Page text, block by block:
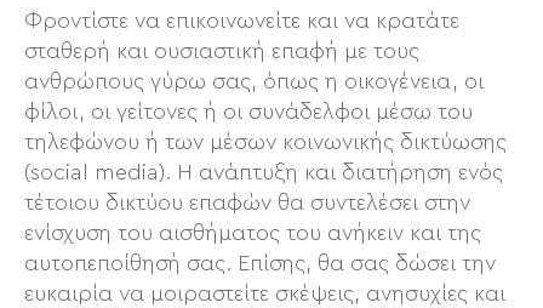
Φροντίστε να επικοινωνείτε και να κρατάτε
σταθερή και ουσιαστική επαφή με τους
ανθρώπους γύρω σας, όπως η οικογένεια, οι
φίλοι, οι γείτονες ή οι συνάδελφοι μέσω του
τηλεφώνου ή των μέσων κοινωνικής δικτύωσης
(social media). Η ανάπτυξη και διατήρηση ενός
τέτοιου δικτύου επαφών θα συντελέσει στην
ενίσχυση του αισθήματος του ανήκειν και της
αυτοπεποίθησή σας. Επίσης, θα σας δώσει την
ευκαιρία να μοιραστείτε σκέψεις, ανησυχίες και